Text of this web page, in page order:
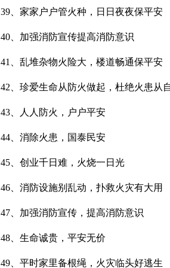
39、家家户户管火种，日日夜夜保平安
40、加强消防宣传提高消防意识
41、乱堆杂物火险大，楼道畅通保平安
42、珍爱生命从防火做起，杜绝火患从
43、人人防火，户户平安
44、消除火患，国泰民安
45、创业千日难，火烧一日光
46、消防设施别乱动，扑救火灾有大用
47、加强消防宣传，提高消防意识
48、生命诚贵，平安无价
49、平时家里备根绳，火灾临头好逃生